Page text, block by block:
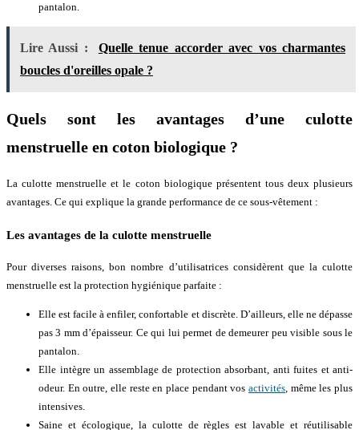
pantalon.
Lire Aussi :
Quelle tenue accorder avec vos charmantes
boucles d'oreilles opale ?
Quels sont les avantages d’une culotte
menstruelle en coton biologique ?
La culotte menstruelle et le coton biologique présentent tous deux plusieurs
avantages. Ce qui explique la grande performance de ce sous-vêtement :
Les avantages de la culotte menstruelle
Pour diverses raisons, bon nombre d’utilisatrices considèrent que la culotte
menstruelle est la protection hygiénique parfaite :
Elle est facile à enfiler, confortable et discrète. D’ailleurs, elle ne dépasse
pas 3 mm d’épaisseur. Ce qui lui permet de demeurer peu visible sous le
pantalon.
Elle intègre un assemblage de protection absorbant, anti fuites et anti-
odeur. En outre, elle reste en place pendant vos activités , même les plus
intensives.
Saine et écologique, la culotte de règles est lavable et réutilisable